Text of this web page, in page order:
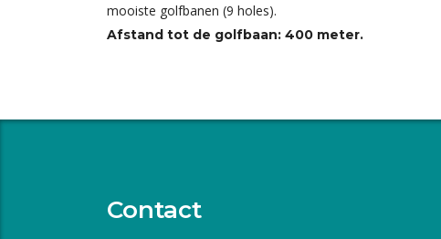
mooiste golfbanen (9 holes).
Afstand tot de golfbaan: 400 meter.
Contact